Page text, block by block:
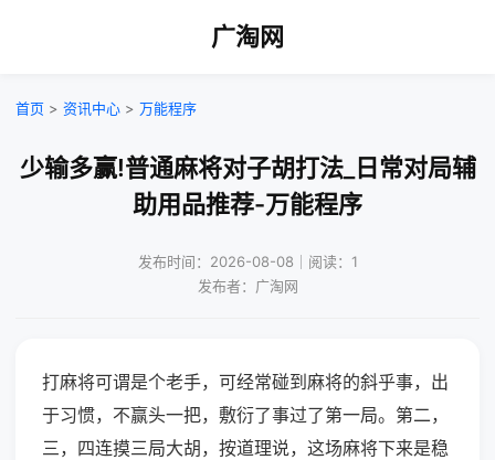
广淘网
首页 > 资讯中心 > 万能程序
少输多赢!普通麻将对子胡打法_日常对局辅
助用品推荐-万能程序
发布时间：2026-08-08｜阅读：1
发布者：广淘网
打麻将可谓是个老手，可经常碰到麻将的斜乎事，出
于习惯，不赢头一把，敷衍了事过了第一局。第二，
三，四连摸三局大胡，按道理说，这场麻将下来是稳